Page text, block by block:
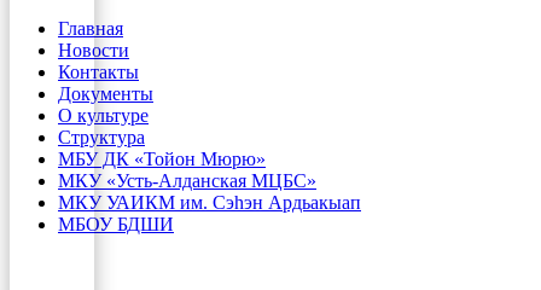
Главная
Новости
Контакты
Документы
О культуре
Структура
МБУ ДК «Тойон Мюрю»
МКУ «Усть-Алданская МЦБС»
МКУ УАИКМ им. Сэһэн Ардьакыап
МБОУ БДШИ